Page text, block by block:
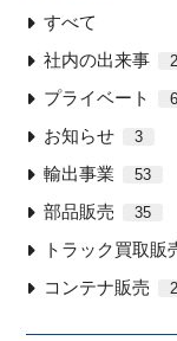
すべて
社内の出来事
プライベート
お知らせ 3
輸出事業 53
部品販売 35
トラック買取販
コンテナ販売